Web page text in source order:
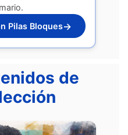
Pilas Bloques→
de